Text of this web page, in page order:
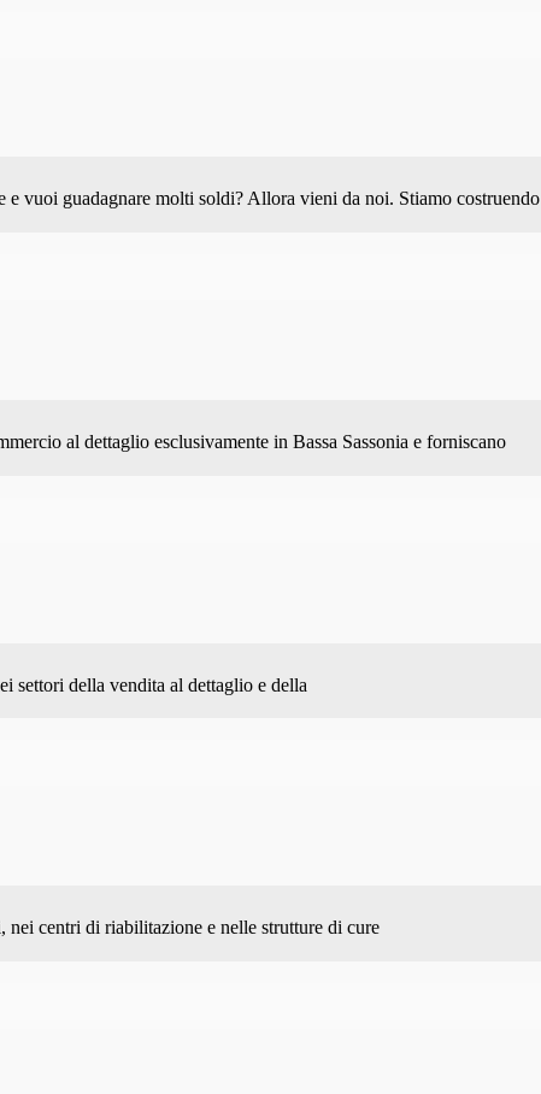
vuoi guadagnare molti soldi? Allora vieni da noi. Stiamo costruendo
al dettaglio esclusivamente in Bassa Sassonia e forniscano
settori della vendita al dettaglio e della
nei centri di riabilitazione e nelle strutture di cure